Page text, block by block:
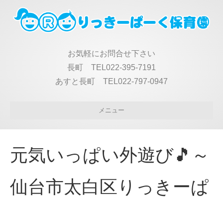
お気軽にお問合せ下さい
長町 TEL022-395-7191
あすと長町 TEL022-797-0947
メニュー
元気いっぱい外遊び🎵～
仙台市太白区りっきーぱ